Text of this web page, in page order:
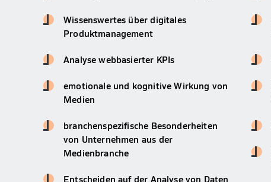
Wissenswertes über digitales
Produktmanagement
Analyse webbasierter KPIs
emotionale und kognitive Wirkung von
Medien
branchenspezifische Besonderheiten
von Unternehmen aus der
Medienbranche
Entscheiden auf der Analyse von Daten